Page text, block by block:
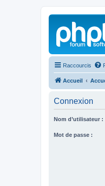
Raccourcis
Accueil
Connexion
Nom d’utilisateur :
Mot de passe :